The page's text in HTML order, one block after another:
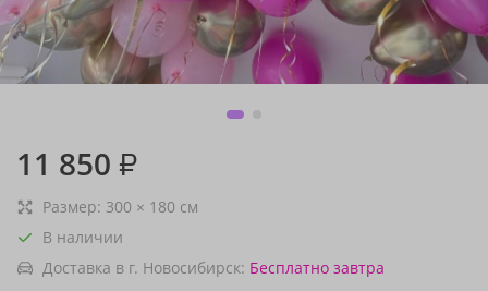
11 850 ₽
Размер: 300 × 180 см
В наличии
Доставка в г. Новосибирск: Бесплатно завтра